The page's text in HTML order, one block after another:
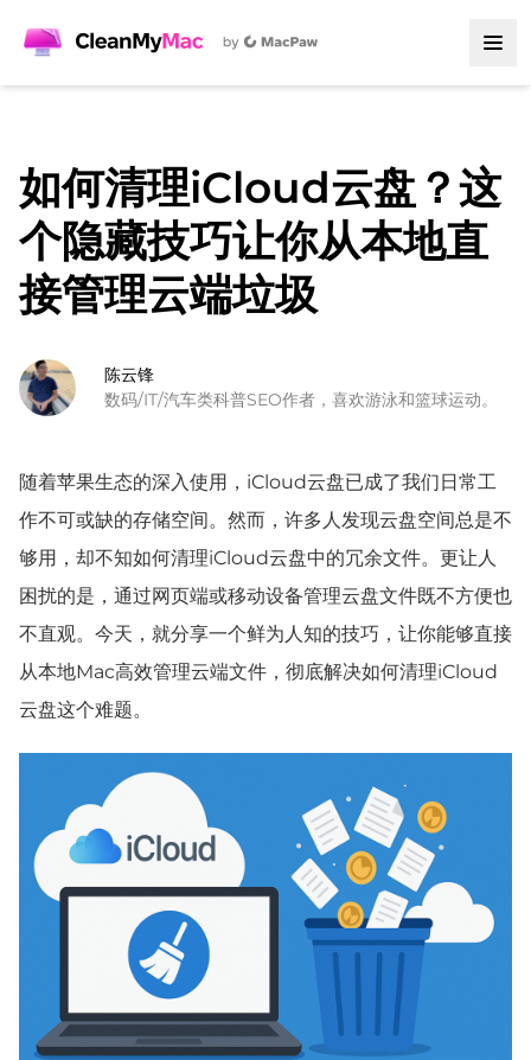
如何清理iCloud云盘？这
个隐藏技巧让你从本地直
接管理云端垃圾
陈云锋
数码/IT/汽车类科普SEO作者，喜欢游泳和篮球运动。
随着苹果生态的深入使用，iCloud云盘已成了我们日常工
作不可或缺的存储空间。然而，许多人发现云盘空间总是不
够用，却不知如何清理iCloud云盘中的冗余文件。更让人
困扰的是，通过网页端或移动设备管理云盘文件既不方便也
不直观。 今天，就分享一个鲜为人知的技巧，让你能够直接
从本地Mac高效管理云端文件，彻底解决如何清理iCloud
云盘这个难题。